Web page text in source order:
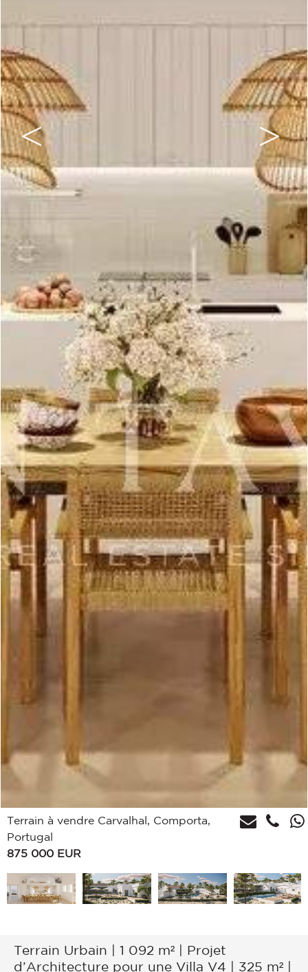
Terrain à vendre Carvalhal, Comporta,
Portugal
875 000 EUR
Terrain Urbain | 1 092 m² | Projet
d’Architecture pour une Villa V4 | 325 m² |